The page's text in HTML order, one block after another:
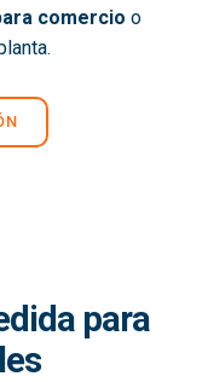
comercio o
para